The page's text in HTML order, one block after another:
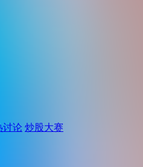
讨论 炒股大赛